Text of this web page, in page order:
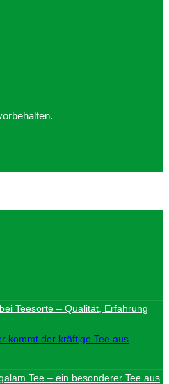
Teesorte – Qualität, Erfahrung
kommt der kräftige Tee aus
Tee – ein besonderer Tee aus